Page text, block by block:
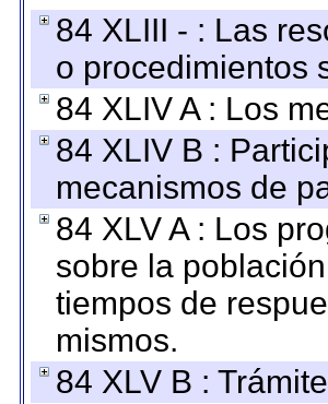
84 XLIII - : Las
o procedimientos
84 XLIV A : Los
84 XLIV B :
mecanismos de
84 XLV A : Los
sobre la
tiempos de
mismos.
84 XLV B :